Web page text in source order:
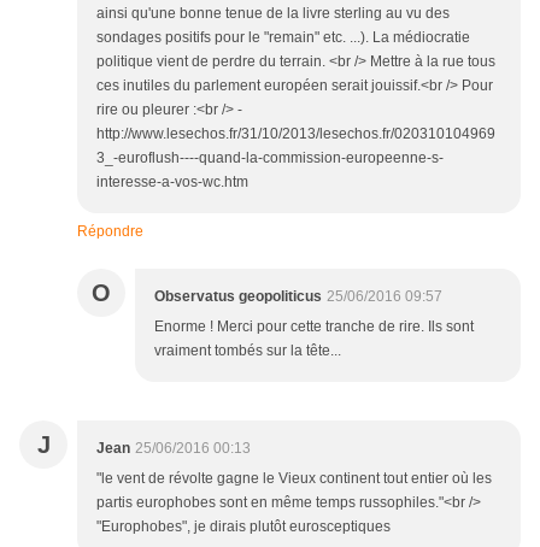
ainsi qu'une bonne tenue de la livre sterling au vu des
sondages positifs pour le "remain" etc. ...). La médiocratie
politique vient de perdre du terrain. <br /> Mettre à la rue tous
ces inutiles du parlement européen serait jouissif.<br /> Pour
rire ou pleurer :<br /> -
http://www.lesechos.fr/31/10/2013/lesechos.fr/020310104969
3_-euroflush----quand-la-commission-europeenne-s-
interesse-a-vos-wc.htm
Répondre
O Observatus geopoliticus 25/06/2016 09:57
Enorme ! Merci pour cette tranche de rire. Ils sont
vraiment tombés sur la tête...
J Jean 25/06/2016 00:13
"le vent de révolte gagne le Vieux continent tout entier où les
partis europhobes sont en même temps russophiles."<br />
"Europhobes", je dirais plutôt eurosceptiques